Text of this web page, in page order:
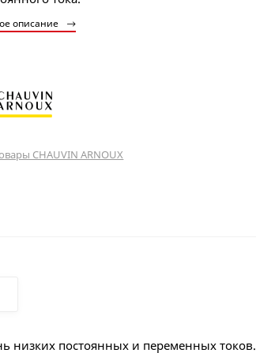
описание
CHAUVIN ARNOUX
низких постоянных и переменных токов.